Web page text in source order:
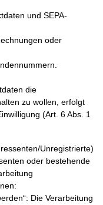
und SEPA-
oder
die
zu wollen, erfolgt
(Art. 6 Abs. 1
Unregistrierte)
oder bestehende
Die Verarbeitung